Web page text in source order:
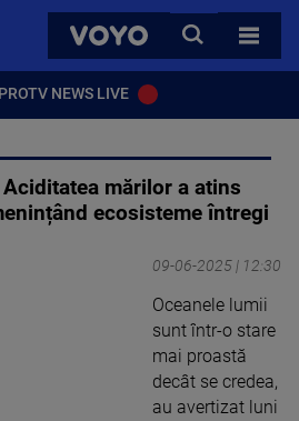
VOYO
CAUTA
TOATE
PROTV NEWS LIVE
Aciditatea mărilor a atins
ecosisteme întregi
09-06-2025 | 12:30
Oceanele lumii
sunt într-o stare
mai proastă
decât se credea,
au avertizat luni